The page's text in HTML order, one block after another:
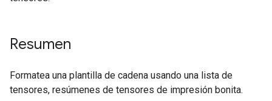
Resumen
Formatea una plantilla de cadena usando una lista de
tensores, resúmenes de tensores de impresión bonita.